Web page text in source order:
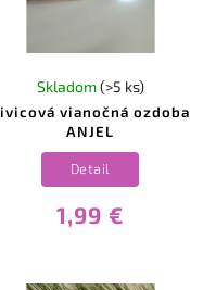
vianočná ozdoba
ANJEL
Skladom(>5 ks)
1,99 €
Detail